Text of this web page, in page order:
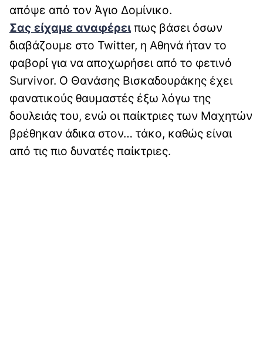
απόψε από τον Άγιο Δομίνικο.
Σας είχαμε αναφέρειπως βάσει όσων
διαβάζουμε στο Twitter, η Αθηνά ήταν το
φαβορί για να αποχωρήσει από το φετινό
Survivor. Ο Θανάσης Βισκαδουράκης έχει
φανατικούς θαυμαστές έξω λόγω της
δουλειάς του, ενώ οι παίκτριες των Μαχητών
βρέθηκαν άδικα στον… τάκο, καθώς είναι
από τις πιο δυνατές παίκτριες.